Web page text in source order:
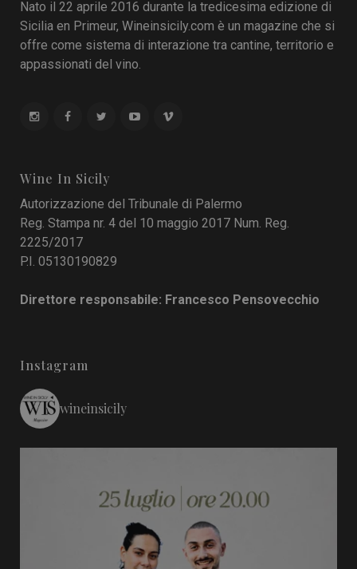
Nato il 22 aprile 2016 durante la tredicesima edizione di
Sicilia en Primeur, Wineinsicily.com è un magazine che si
offre come sistema di interazione tra cantine, territorio e
appassionati del vino.
Wine In Sicily
Autorizzazione del Tribunale di Palermo
Reg. Stampa nr. 4 del 10 maggio 2017 Num. Reg.
2225/2017
P.I. 05130190829
Direttore responsabile: Francesco Pensovecchio
Instagram
wineinsicily